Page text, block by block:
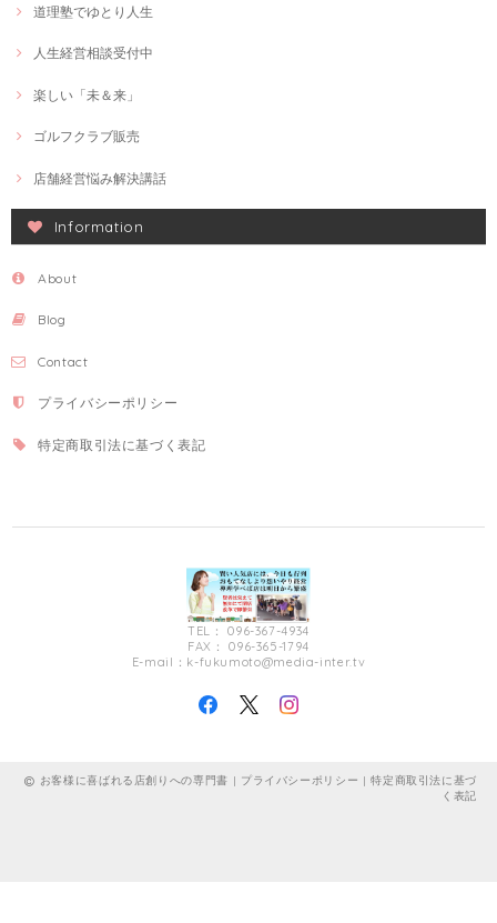
道理塾でゆとり人生
人生経営相談受付中
楽しい「未＆来」
ゴルフクラブ販売
店舗経営悩み解決講話
Information
About
Blog
Contact
プライバシーポリシー
特定商取引法に基づく表記
TEL： 096-367-4934
FAX： 096-365-1794
E-mail： k-fukumoto@media-inter.tv
お客様に喜ばれる店創りへの専門書 | プライバシーポリシー |特定商取引法に基づ
く表記